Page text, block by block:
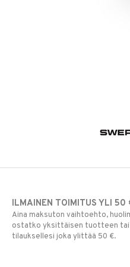
ILMAINEN TOIMITUS YLI 50
Aina maksuton vaihtoehto,
ostatko yksittäisen tuotteen tai
tilauksellesi joka ylittää 50 €.